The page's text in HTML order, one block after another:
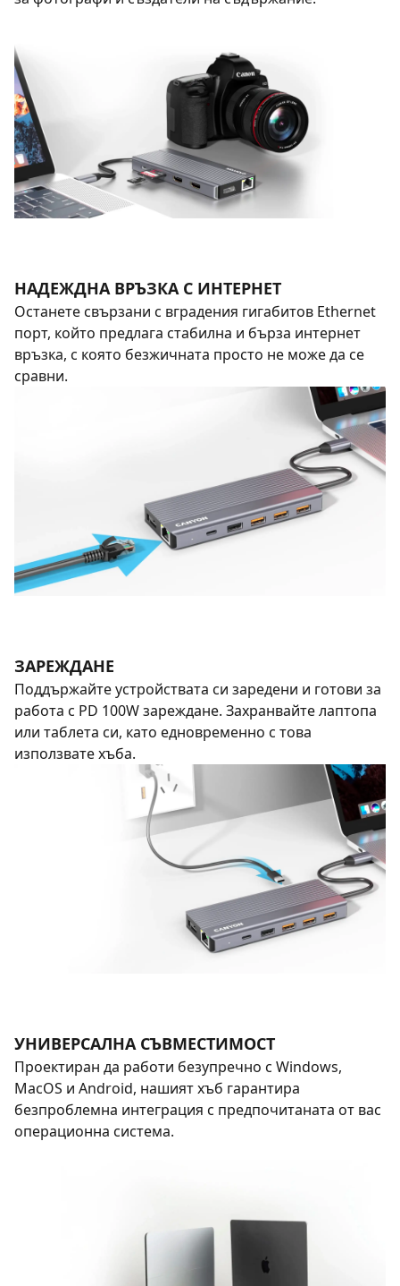
НАДЕЖДНА ВРЪЗКА С ИНТЕРНЕТ
Останете свързани с вградения гигабитов Ethernet
порт, който предлага стабилна и бърза интернет
връзка, с която безжичната просто не може да се
сравни.
ЗАРЕЖДАНЕ
Поддържайте устройствата си заредени и готови за
работа с PD 100W зареждане. Захранвайте лаптопа
или таблета си, като едновременно с това
използвате хъба.
УНИВЕРСАЛНА СЪВМЕСТИМОСТ
Проектиран да работи безупречно с Windows,
MacOS и Android, нашият хъб гарантира
безпроблемна интеграция с предпочитаната от вас
операционна система.